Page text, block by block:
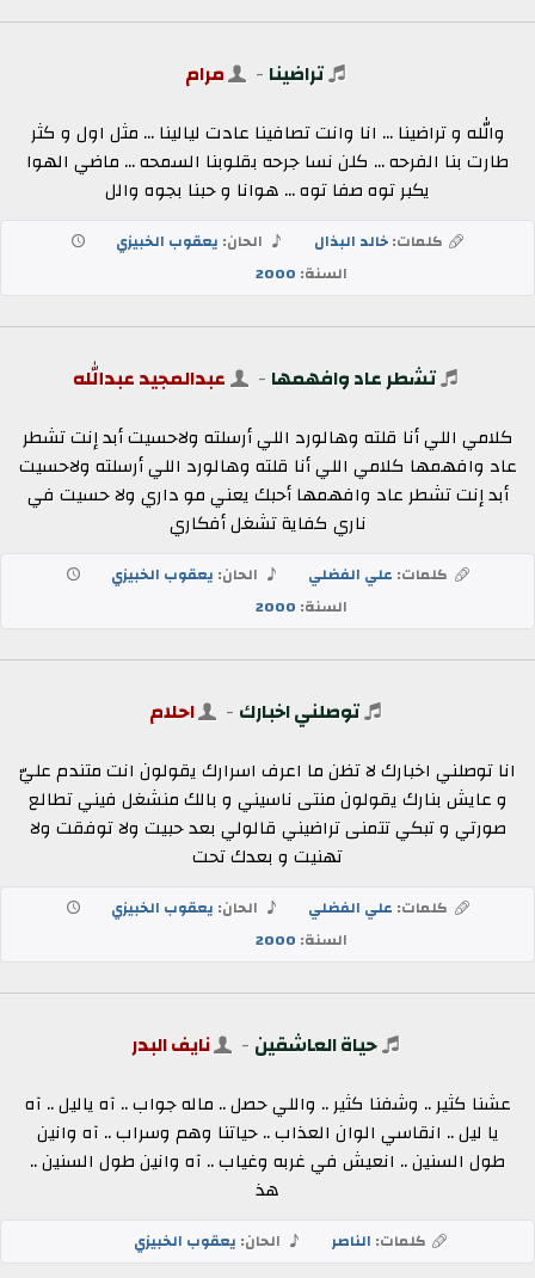
تراضينا - مرام
والله و تراضينا ... انا وانت تصافينا عادت ليالينا ... مثل اول و كثر
طارت بنا الفرحه ... كلن نسا جرحه بقلوبنا السمحه ... ماضي الهوا
يكبر توه صفا توه ... هوانا و حبنا بجوه والل
كلمات:خالد البذال الحان: يعقوب الخبيزي
السنة: 2000
تشطر عاد وافهمها - عبدالمجيد عبدالله
كلامي اللي أنا قلته وهالورد اللي أرسلته ولاحسيت أبد إنت تشطر
عاد وافهمها كلامي اللي أنا قلته وهالورد اللي أرسلته ولاحسيت
أبد إنت تشطر عاد وافهمها أحبك يعني مو داري ولا حسيت في
ناري كفاية تشغل أفكاري
كلمات: علي الفضلي الحان: يعقوب الخبيزي
السنة: 2000
توصلني اخبارك - احلام
انا توصلني اخبارك لا تظن ما اعرف اسرارك يقولون انت متندم عليّ
و عايش بنارك يقولون منتى ناسيني و بالك منشغل فيني تطالع
صورتي و تبكي تتمنى تراضيني قالولي بعد حبيت ولا توفقت ولا
تهنيت و بعدك تحت
كلمات: علي الفضلي الحان: يعقوب الخبيزي
السنة: 2000
حياة العاشقين - نايف البدر
عشنا كثير .. وشفنا كثير .. واللي حصل .. ماله جواب .. آه ياليل .. آه
يا ليل .. انقاسي الوان العذاب .. حياتنا وهم وسراب .. آه وانين
طول السنين .. انعيش في غربه وغياب .. آه وانين طول السنين ..
هذ
كلمات: الناصر الحان: يعقوب الخبيزي